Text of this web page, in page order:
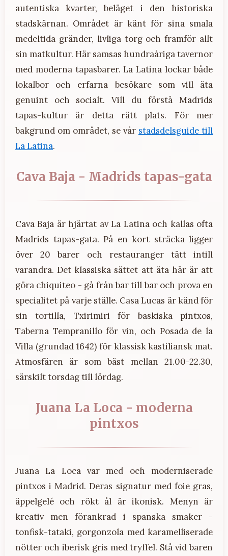
autentiska kvarter, beläget i den historiska
stadskärnan. Området är känt för sina smala
medeltida gränder, livliga torg och framför allt
sin matkultur. Här samsas hundraåriga tavernor
med moderna tapasbarer. La Latina lockar både
lokalbor och erfarna besökare som vill äta
genuint och socialt. Vill du förstå Madrids
tapas-kultur är detta rätt plats. För mer
bakgrund om området, se vår stadsdelsguide till
La Latina.
Cava Baja - Madrids tapas-gata
Cava Baja är hjärtat av La Latina och kallas ofta
Madrids tapas-gata. På en kort sträcka ligger
över 20 barer och restauranger tätt intill
varandra. Det klassiska sättet att äta här är att
göra chiquiteo - gå från bar till bar och prova en
specialitet på varje ställe. Casa Lucas är känd för
sin tortilla, Txirimiri för baskiska pintxos,
Taberna Tempranillo för vin, och Posada de la
Villa (grundad 1642) för klassisk kastiliansk mat.
Atmosfären är som bäst mellan 21.00-22.30,
särskilt torsdag till lördag.
Juana La Loca - moderna
pintxos
Juana La Loca var med och moderniserade
pintxos i Madrid. Deras signatur med foie gras,
äppelgelé och rökt ål är ikonisk. Menyn är
kreativ men förankrad i spanska smaker -
tonfisk-tataki, gorgonzola med karamelliserade
nötter och iberisk gris med tryffel. Stå vid baren